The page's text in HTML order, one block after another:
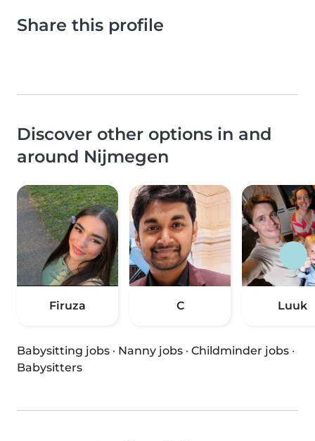
Share this profile
Discover other options in and
around Nijmegen
Firuza C Luuk
Babysitting jobs · Nanny jobs · Childminder jobs ·
Babysitters